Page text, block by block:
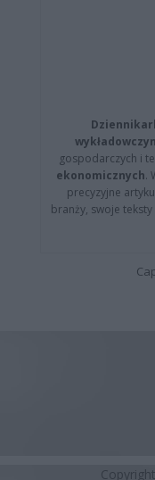
gospodarczych i
ekonomicznych.
precyzyjne
branży, swoje